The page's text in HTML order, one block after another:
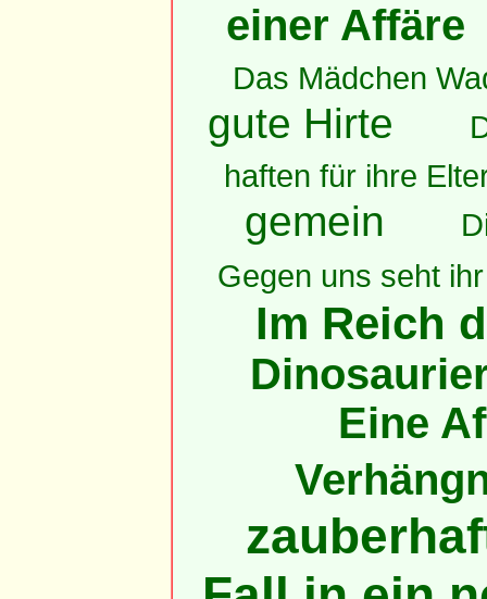
einer Affäre
Das Mädchen
gute Hirte
haften für ihre
gemein
Gegen uns seht
Im Reich
Eine